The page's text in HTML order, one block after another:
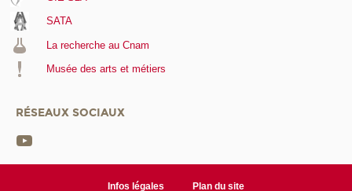
SATA
La recherche au Cnam
Musée des arts et métiers
RÉSEAUX SOCIAUX
Infos légales Plan du site